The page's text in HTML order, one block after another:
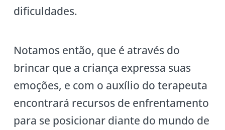
dificuldades.
Notamos então, que é através do
brincar que a criança expressa suas
emoções, e com o auxílio do terapeuta
encontrará recursos de enfrentamento
para se posicionar diante do mundo de